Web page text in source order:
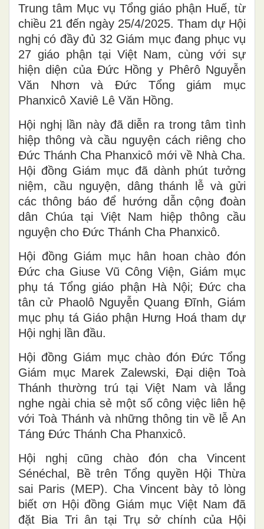
Trung tâm Mục vụ Tổng giáo phận Huế, từ
chiều 21 đến ngày 25/4/2025. Tham dự Hội
nghị có đầy đủ 32 Giám mục đang phục vụ
27 giáo phận tại Việt Nam, cùng với sự
hiện diện của Đức Hồng y Phêrô Nguyễn
Văn Nhơn và Đức Tổng giám mục
Phanxicô Xaviê Lê Văn Hồng.
Hội nghị lần này đã diễn ra trong tâm tình
hiệp thông và cầu nguyện cách riêng cho
Đức Thánh Cha Phanxicô mới về Nhà Cha.
Hội đồng Giám mục đã dành phút tưởng
niệm, cầu nguyện, dâng thánh lễ và gửi
các thông báo để hướng dẫn cộng đoàn
dân Chúa tại Việt Nam hiệp thông cầu
nguyện cho Đức Thánh Cha Phanxicô.
Hội đồng Giám mục hân hoan chào đón
Đức cha Giuse Vũ Công Viện, Giám mục
phụ tá Tổng giáo phận Hà Nội; Đức cha
tân cử Phaolô Nguyễn Quang Đĩnh, Giám
mục phụ tá Giáo phận Hưng Hoá tham dự
Hội nghị lần đầu.
Hội đồng Giám mục chào đón Đức Tổng
Giám mục Marek Zalewski, Đại diện Toà
Thánh thường trú tại Việt Nam và lắng
nghe ngài chia sẻ một số công việc liên hệ
với Toà Thánh và những thông tin về lễ An
Táng Đức Thánh Cha Phanxicô.
Hội nghị cũng chào đón cha Vincent
Sénéchal, Bề trên Tổng quyền Hội Thừa
sai Paris (MEP). Cha Vincent bày tỏ lòng
biết ơn Hội đồng Giám mục Việt Nam đã
đặt Bia Tri ân tại Trụ sở chính của Hội